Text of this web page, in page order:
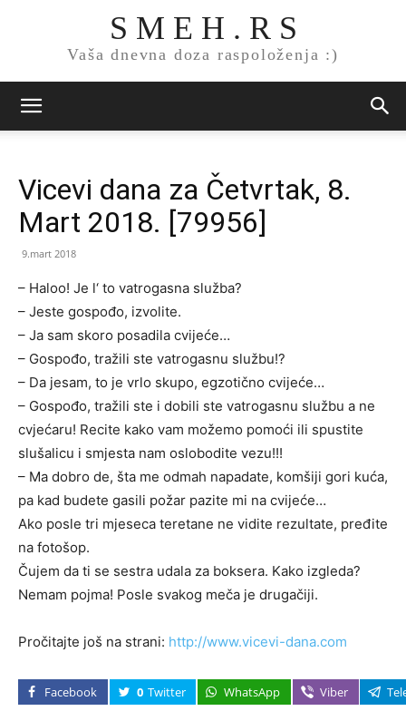
S M E H . R S
Vaša dnevna doza raspoloženja :)
Vicevi dana za Četvrtak, 8.
Mart 2018. [79956]
9.mart 2018
– Haloo! Je l‘ to vatrogasna služba?
– Jeste gospođo, izvolite.
– Ja sam skoro posadila cvijeće…
– Gospođo, tražili ste vatrogasnu službu!?
– Da jesam, to je vrlo skupo, egzotično cvijeće…
– Gospođo, tražili ste i dobili ste vatrogasnu službu a ne
cvjećaru! Recite kako vam možemo pomoći ili spustite
slušalicu i smjesta nam oslobodite vezu!!!
– Ma dobro de, šta me odmah napadate, komšiji gori kuća,
pa kad budete gasili požar pazite mi na cvijeće…
Ako posle tri mjeseca teretane ne vidite rezultate, pređite
na fotošop.
Čujem da ti se sestra udala za boksera. Kako izgleda?
Nemam pojma! Posle svakog meča je drugačiji.
Pročitajte još na strani: http://www.vicevi-dana.com
Facebook 0 Twitter WhatsApp Viber